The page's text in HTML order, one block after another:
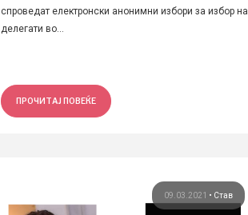
спроведат електронски анонимни избори за избор на
делегати во...
ПРОЧИТАЈ ПОВЕЌЕ
09.03.2021 • Став